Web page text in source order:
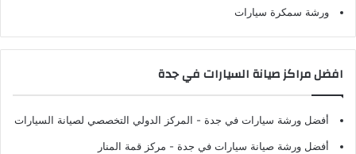
ورشة سمكرة سيارات
افضل مراكز صيانة السيارات في جدة
أفضل ورشة سيارات في جدة - المركز الدولي التخصصي لصيانة السيارات
أفضل ورشة صيانة سيارات في جدة - مركز قمة المنار